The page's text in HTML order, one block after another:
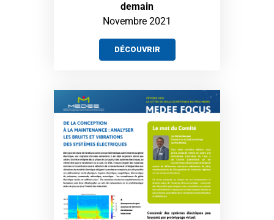
demain
Novembre 2021
DÉCOUVRIR